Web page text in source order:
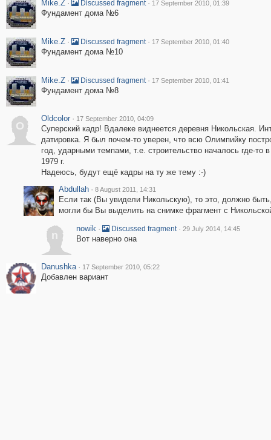
Mike.Z · Discussed fragment · 17 September 2010, 01:39
Фундамент дома №6
Mike.Z · Discussed fragment · 17 September 2010, 01:40
Фундамент дома №10
Mike.Z · Discussed fragment · 17 September 2010, 01:41
Фундамент дома №8
O
Oldcolor · 17 September 2010, 04:09
Суперский кадр! Вдалеке виднеется деревня Никольская.
датировка. Я был почем-то уверен, что всю Олимпийку
год, ударными темпами, т.е. строительство началось где-то
1979 г.
Надеюсь, будут ещё кадры на ту же тему :-)
Abdullah · 8 August 2011, 14:31
Если так (Вы увидели Никольскую), то это, должно
могли бы Вы выделить на снимке фрагмент с
n
nowik · Discussed fragment · 29 July 2014, 14:45
Вот наверно она
Danushka · 17 September 2010, 05:22
Добавлен вариант